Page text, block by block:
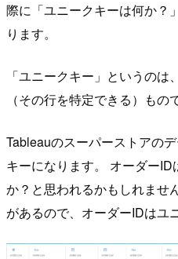
際に「ユニークキーは何か？
ります。
「ユニークキー」というの
（その行を特定できる）もの
Tableauのスーパーストアの
キーになります。 オーダー
か？と思われるかもしれませ
があるので、オーダーIDはユ